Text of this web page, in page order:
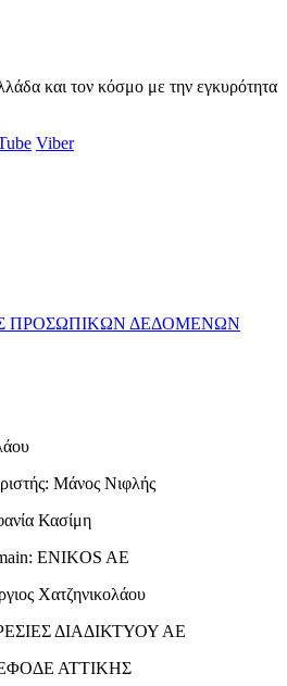
και τον κόσμο με την εγκυρότητα
Viber
ΠΡΟΣΩΠΙΚΩΝ ΔΕΔΟΜΕΝΩΝ
Μάνος Νιφλής
Κασίμη
ENIKOS AE
Χατζηνικολάου
ΔΙΑΔΙΚΤΥΟΥ ΑΕ
ΑΤΤΙΚΗΣ